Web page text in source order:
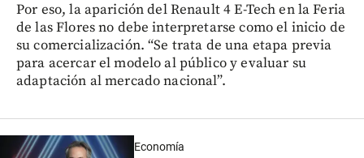
Por eso, la aparición del Renault 4 E-Tech en la Feria
de las Flores no debe interpretarse como el inicio de
su comercialización. “Se trata de una etapa previa
para acercar el modelo al público y evaluar su
adaptación al mercado nacional”.
Economía